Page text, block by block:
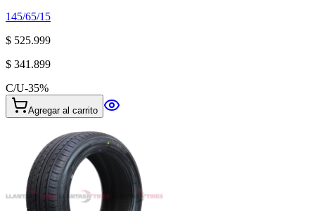
145/65/15
$ 525.999
$ 341.899
C/U-35%
Agregar al carrito